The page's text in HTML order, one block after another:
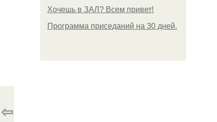
Хочешь в ЗАЛ? Всем привет!
Программа приседаний на 30 дней.
⇦